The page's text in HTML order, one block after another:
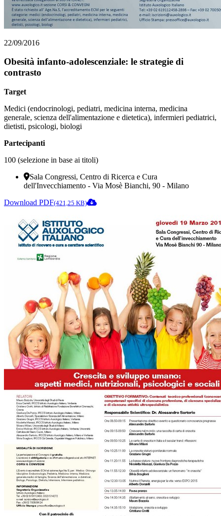
22/09/2016
Obesità infanto-adolescenziale: le strategie di
contrasto
Target
Medici (endocrinologi, pediatri, medicina interna, medicina
generale, scienza dell'alimentazione e dietetica), infermieri pediatrici,
dietisti, psicologi, biologi
Partecipanti
100 (selezione in base ai titoli)
Sala Congressi, Centro di Ricerca e Cura
dell'Invecchiamento - Via Mosè Bianchi, 90 - Milano
Download PDF(421,25 KB)